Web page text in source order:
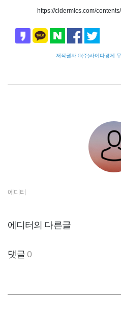
https://cidermics.com/
저작권자 ©(주)사이다경제
에디터
에디터의 다른글
댓글0